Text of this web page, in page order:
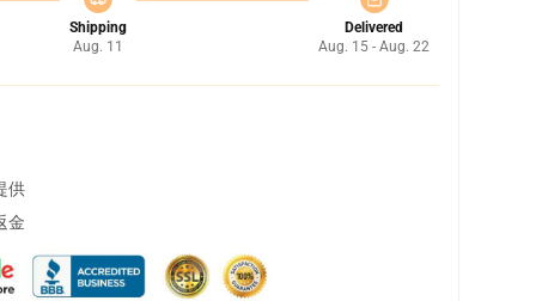
Shipping
Aug. 11
Delivered
Aug. 15 - Aug. 22
供
金